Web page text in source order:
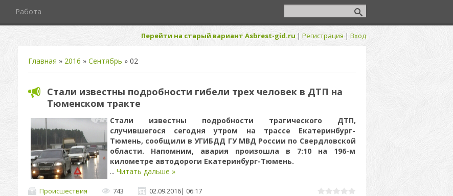
Работа
Перейти на старый вариант Asbrest-gid.ru | Регистрация | Вход
Главная » 2016 » Сентябрь » 02
Стали известны подробности гибели трех человек в ДТП на
Тюменском тракте
Стали известны подробности трагического ДТП,
случившегося сегодня утром на трассе Екатеринбург-
Тюмень, сообщили в УГИБДД ГУ МВД России по Свердловской
области. Напомним, авария произошла в 7:10 на 196-м
километре автодороги Екатеринбург-Тюмень.
... Читать дальше »
Происшествия 743 02.09.2016| 06:17